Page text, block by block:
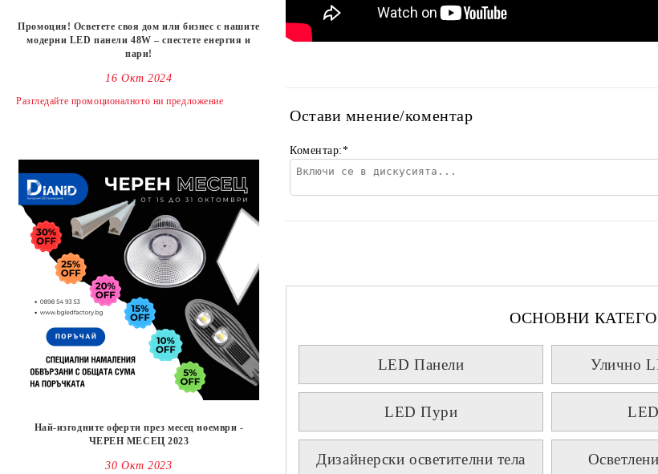
Промоция! Осветете своя дом или бизнес с нашите
модерни LED панели 48W – спестете енергия и
пари!
16 Окт 2024
Разгледайте промоционалното ни предложениe
Най-изгодните оферти през месец ноември -
ЧЕРЕН МЕСЕЦ 2023
30 Окт 2023
Остави мнение/коментар
Коментар:*
ОСНОВНИ
LED Панели Улично
LED Пури
Дизайнерски осветителни тела